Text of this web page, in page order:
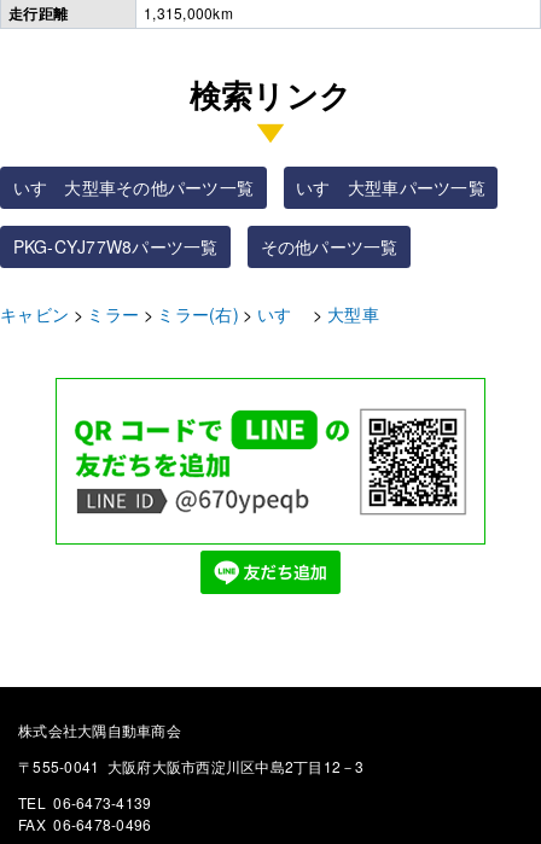
走行距離 1,315,000km
検索リンク
いすゞ大型車その他パーツ一覧 いすゞ大型車パーツ一覧
PKG-CYJ77W8パーツ一覧 その他パーツ一覧
キャビン ミラー ミラー(右) いすゞ 大型車
株式会社大隅自動車商会
〒555-0041 大阪府大阪市西淀川区中島2丁目12－3
TEL 06-6473-4139
FAX 06-6478-0496